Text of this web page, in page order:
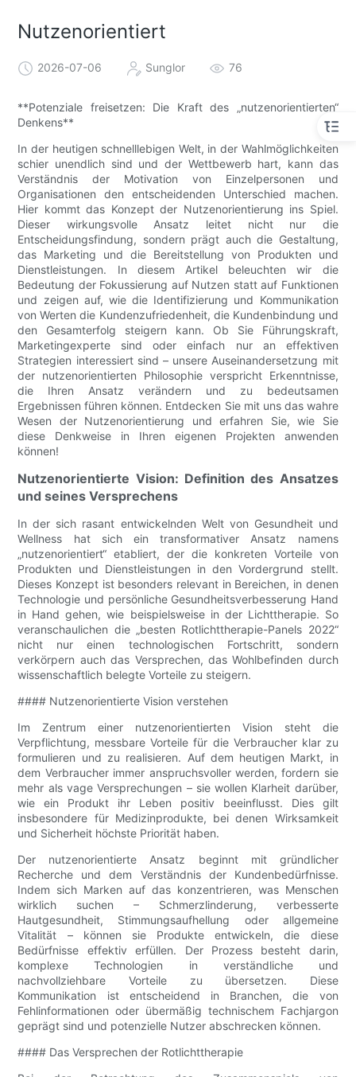
Nutzenorientiert
2026-07-06 Sunglor 76
**Potenziale freisetzen: Die Kraft des „nutzenorientierten“
Denkens**
In der heutigen schnelllebigen Welt, in der Wahlmöglichkeiten
schier unendlich sind und der Wettbewerb hart, kann das
Verständnis der Motivation von Einzelpersonen und
Organisationen den entscheidenden Unterschied machen.
Hier kommt das Konzept der Nutzenorientierung ins Spiel.
Dieser wirkungsvolle Ansatz leitet nicht nur die
Entscheidungsfindung, sondern prägt auch die Gestaltung,
das Marketing und die Bereitstellung von Produkten und
Dienstleistungen. In diesem Artikel beleuchten wir die
Bedeutung der Fokussierung auf Nutzen statt auf Funktionen
und zeigen auf, wie die Identifizierung und Kommunikation
von Werten die Kundenzufriedenheit, die Kundenbindung und
den Gesamterfolg steigern kann. Ob Sie Führungskraft,
Marketingexperte sind oder einfach nur an effektiven
Strategien interessiert sind – unsere Auseinandersetzung mit
der nutzenorientierten Philosophie verspricht Erkenntnisse,
die Ihren Ansatz verändern und zu bedeutsamen
Ergebnissen führen können. Entdecken Sie mit uns das wahre
Wesen der Nutzenorientierung und erfahren Sie, wie Sie
diese Denkweise in Ihren eigenen Projekten anwenden
können!
Nutzenorientierte Vision: Definition des Ansatzes
und seines Versprechens
In der sich rasant entwickelnden Welt von Gesundheit und
Wellness hat sich ein transformativer Ansatz namens
„nutzenorientiert“ etabliert, der die konkreten Vorteile von
Produkten und Dienstleistungen in den Vordergrund stellt.
Dieses Konzept ist besonders relevant in Bereichen, in denen
Technologie und persönliche Gesundheitsverbesserung Hand
in Hand gehen, wie beispielsweise in der Lichttherapie. So
veranschaulichen die „besten Rotlichttherapie-Panels 2022“
nicht nur einen technologischen Fortschritt, sondern
verkörpern auch das Versprechen, das Wohlbefinden durch
wissenschaftlich belegte Vorteile zu steigern.
#### Nutzenorientierte Vision verstehen
Im Zentrum einer nutzenorientierten Vision steht die
Verpflichtung, messbare Vorteile für die Verbraucher klar zu
formulieren und zu realisieren. Auf dem heutigen Markt, in
dem Verbraucher immer anspruchsvoller werden, fordern sie
mehr als vage Versprechungen – sie wollen Klarheit darüber,
wie ein Produkt ihr Leben positiv beeinflusst. Dies gilt
insbesondere für Medizinprodukte, bei denen Wirksamkeit
und Sicherheit höchste Priorität haben.
Der nutzenorientierte Ansatz beginnt mit gründlicher
Recherche und dem Verständnis der Kundenbedürfnisse.
Indem sich Marken auf das konzentrieren, was Menschen
wirklich suchen – Schmerzlinderung, verbesserte
Hautgesundheit, Stimmungsaufhellung oder allgemeine
Vitalität – können sie Produkte entwickeln, die diese
Bedürfnisse effektiv erfüllen. Der Prozess besteht darin,
komplexe Technologien in verständliche und
nachvollziehbare Vorteile zu übersetzen. Diese
Kommunikation ist entscheidend in Branchen, die von
Fehlinformationen oder übermäßig technischem Fachjargon
geprägt sind und potenzielle Nutzer abschrecken können.
#### Das Versprechen der Rotlichttherapie